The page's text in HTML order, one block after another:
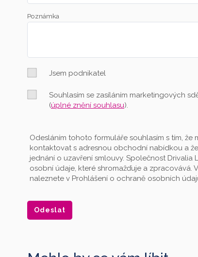
Poznámka
Jsem podnikatel
Souhlasím se zasíláním marketingových
(úplné znění souhlasu).
Odesláním tohoto formuláře souhlasím s tím, že
kontaktovat s adresnou obchodní nabídkou a
jednání o uzavření smlouvy. Společnost Drivalia
osobní údaje, které shromažďuje a
naleznete v Prohlášení o ochraně osobních